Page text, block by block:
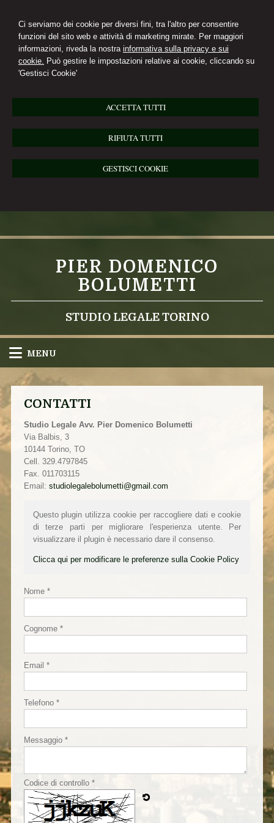
Ci serviamo dei cookie per diversi fini, tra l'altro per consentire
funzioni del sito web e attività di marketing mirate. Per maggiori
informazioni, riveda la nostra informativa sulla privacy e sui
cookie. Può gestire le impostazioni relative ai cookie, cliccando su
'Gestisci Cookie'
ACCETTA TUTTI
RIFIUTA TUTTI
GESTISCI COOKIE
PIER DOMENICO
BOLUMETTI
STUDIO LEGALE TORINO
MENU
CONTATTI
Studio Legale Avv. Pier Domenico Bolumetti
Via Balbis, 3
10144 Torino, TO
Cell. 329.4797845
Fax. 011703115
Email: studiolegalebolumetti@gmail.com
Questo plugin utilizza cookie per raccogliere dati e cookie
di terze parti per migliorare l'esperienza utente. Per
visualizzare il plugin è necessario dare il consenso.
Clicca qui per modificare le preferenze sulla Cookie Policy
Nome *
Cognome *
Email *
Telefono *
Messaggio *
Codice di controllo *